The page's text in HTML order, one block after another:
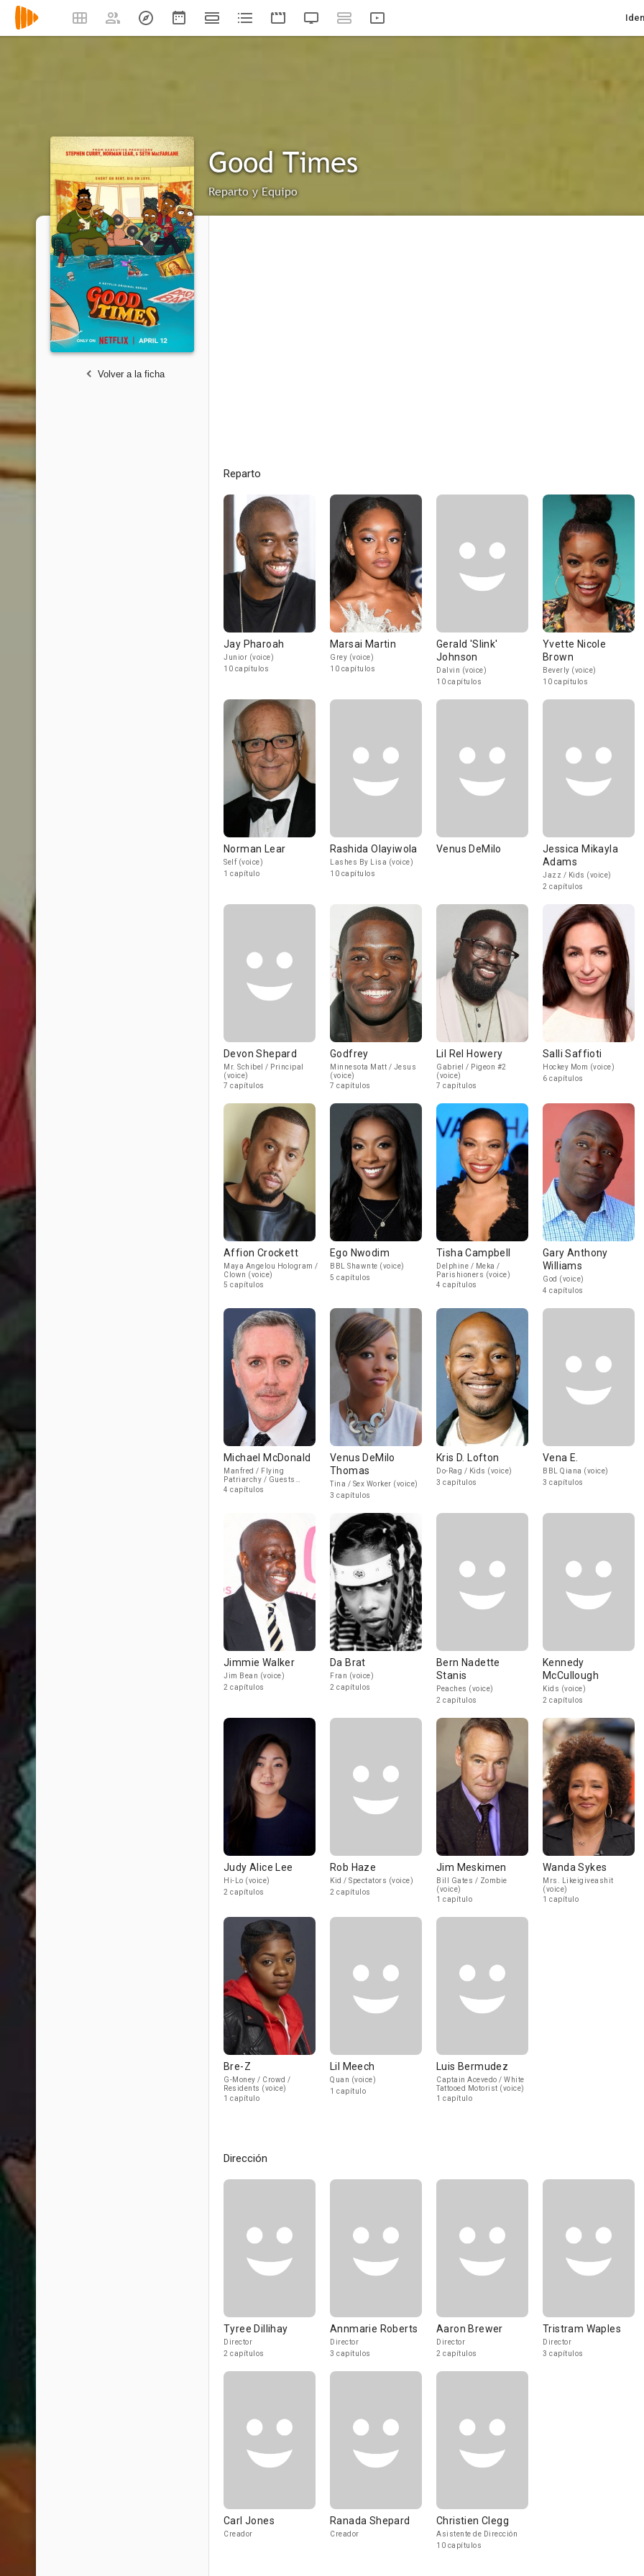
Good Times
Reparto y Equipo
Volver a la ficha
Reparto
Jay Pharoah
Junior (voice)
10 capítulos
Marsai Martin
Grey (voice)
10 capítulos
Gerald 'Slink'
Johnson
Dalvin (voice)
10 capítulos
Yvette Nicole
Brown
Beverly (voice)
10 capítulos
Norman Lear
Self (voice)
1 capítulo
Rashida Olayiwola
Lashes By Lisa (voice)
10 capítulos
Venus DeMilo
Jessica Mikayla
Adams
Jazz / Kids (voice)
2 capítulos
Devon Shepard
Mr. Schibel / Principal
(voice)
7 capítulos
Godfrey
Minnesota Matt / Jesus
(voice)
7 capítulos
Lil Rel Howery
Gabriel / Pigeon #2
(voice)
7 capítulos
Salli Saffioti
Hockey Mom (voice)
6 capítulos
Affion Crockett
Maya Angelou Hologram /
Clown (voice)
5 capítulos
Ego Nwodim
BBL Shawnte (voice)
5 capítulos
Tisha Campbell
Delphine / Meka /
Parishioners (voice)
4 capítulos
Gary Anthony
Williams
God (voice)
4 capítulos
Michael McDonald
Manfred / Flying
Patriarchy / Guests
(voice)
4 capítulos
Venus DeMilo
Thomas
Tina / Sex Worker (voice)
3 capítulos
Kris D. Lofton
Do-Rag / Kids (voice)
3 capítulos
Vena E.
BBL Qiana (voice)
3 capítulos
Jimmie Walker
Jim Bean (voice)
2 capítulos
Da Brat
Fran (voice)
2 capítulos
Bern Nadette
Stanis
Peaches (voice)
2 capítulos
Kennedy
McCullough
Kids (voice)
2 capítulos
Judy Alice Lee
Hi-Lo (voice)
2 capítulos
Rob Haze
Kid / Spectators (voice)
2 capítulos
Jim Meskimen
Bill Gates / Zombie
(voice)
1 capítulo
Wanda Sykes
Mrs. Likeigiveashit
(voice)
1 capítulo
Bre-Z
G-Money / Crowd /
Residents (voice)
1 capítulo
Lil Meech
Quan (voice)
1 capítulo
Luis Bermudez
Captain Acevedo / White
Tattooed Motorist (voice)
1 capítulo
Dirección
Tyree Dillihay
Director
2 capítulos
Annmarie Roberts
Director
3 capítulos
Aaron Brewer
Director
2 capítulos
Tristram Waples
Director
3 capítulos
Carl Jones
Creador
Ranada Shepard
Creador
Christien Clegg
Asistente de Dirección
10 capítulos